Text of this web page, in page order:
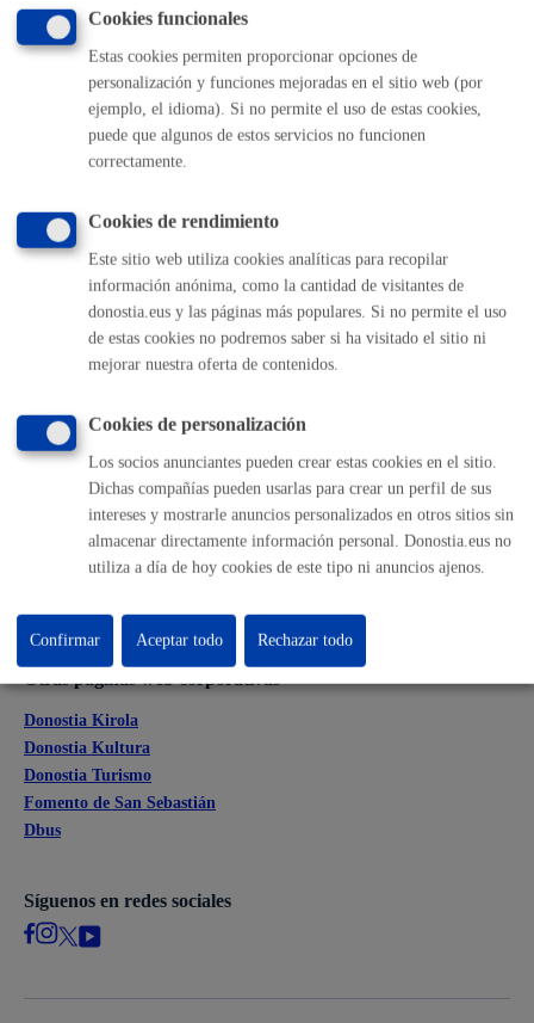
MÁQUINA
Volver al índice Volver atrás
Sebastián
(gratuito desde Donostia / San Sebastián)
Buzón de la ciudadanía
Informar de un error en la web
Enlaces útiles
Ofertas de empleo
Perfil del contratante
Sede electrónica
Otras páginas web corporativas
Donostia Kirola
Donostia Kultura
Donostia Turismo
Fomento de San Sebastián
Dbus
Síguenos en redes sociales
Cookies funcionales
Estas cookies permiten proporcionar opciones de
personalización y funciones mejoradas en el sitio web (por
ejemplo, el idioma). Si no permite el uso de estas cookies,
puede que algunos de estos servicios no funcionen
correctamente.
Cookies de rendimiento
Este sitio web utiliza cookies analíticas para recopilar
información anónima, como la cantidad de visitantes de
donostia.eus y las páginas más populares. Si no permite el uso
de estas cookies no podremos saber si ha visitado el sitio ni
mejorar nuestra oferta de contenidos.
Cookies de personalización
Los socios anunciantes pueden crear estas cookies en el sitio.
Dichas compañías pueden usarlas para crear un perfil de sus
intereses y mostrarle anuncios personalizados en otros sitios sin
almacenar directamente información personal. Donostia.eus no
utiliza a día de hoy cookies de este tipo ni anuncios ajenos.
Rechazar todo
Confirmar Aceptar todo